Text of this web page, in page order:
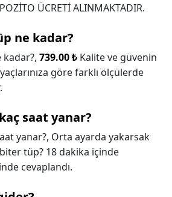
ÜCRETİ ALINMAKTADIR.
ne kadar?
739.00 ₺ Kalite ve güvenin
göre farklı ölçülerde
saat yanar?
yanar?, Orta ayarda yakarsak
tüp? 18 dakika içinde
cevaplandı.